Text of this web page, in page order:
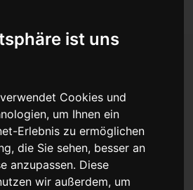
ist uns
Cookies und
um Ihnen ein
Erlebnis zu ermöglichen
die Sie sehen, besser an
anzupassen. Diese
wir außerdem, um
Druck:
oder